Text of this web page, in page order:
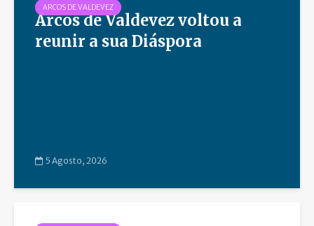
ARCOS DE VALDEVEZ
Arcos de Valdevez voltou a
reunir a sua Diáspora
5 Agosto, 2026